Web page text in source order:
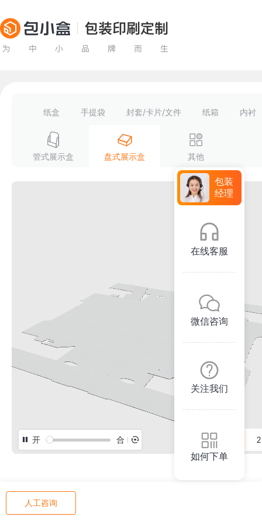
纸盒 手提袋 封套/卡片/文件 纸箱 内衬
管式展示盒 盘式展示盒 其他
开 合
人工咨询
包装
经理
在线客服
微信咨询
关注我们
如何下单